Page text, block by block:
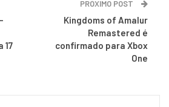
17
PRÓXIMO POST
Kingdoms of Amalur
Remastered é
confirmado para Xbox
One